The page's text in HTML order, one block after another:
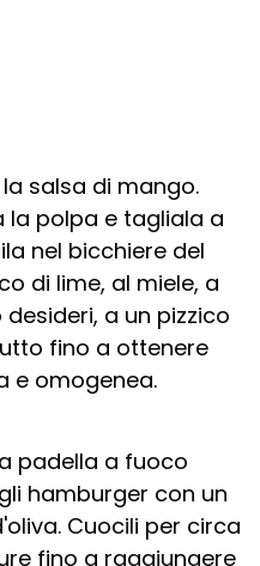
salsa di mango.
la polpa e tagliala a
nel bicchiere del
di lime, al miele, a
a un pizzico
fino a ottenere
e omogenea.
padella a fuoco
hamburger con un
Cuocili per circa
fino a raggiungere